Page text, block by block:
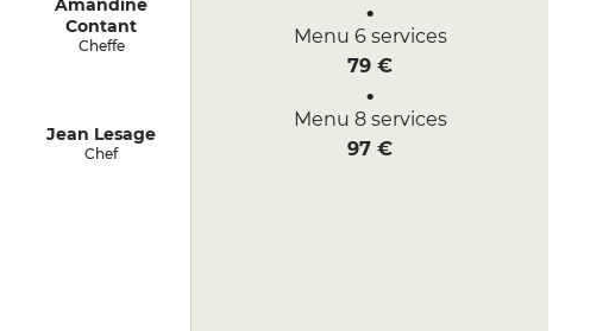
Contant
Cheffe
Jean Lesage
Chef
Menu 6 services
79 €
Menu 8 services
97 €